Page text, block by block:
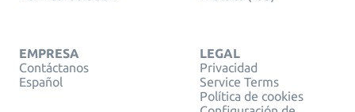
EMPRESA
Contáctanos
Español
LEGAL
Privacidad
Service Terms
Política de cookies